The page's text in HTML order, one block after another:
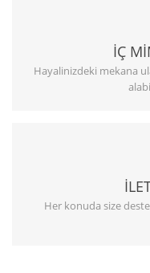
İÇ
Hayalinizdeki mekana
Her konuda size